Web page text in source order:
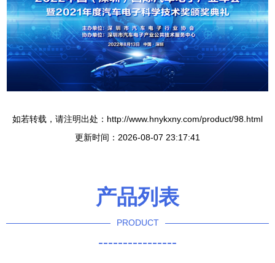
如若转载，请注明出处：http://www.hnykxny.com/product/98.html
更新时间：2026-08-07 23:17:41
产品列表
PRODUCT
----------------